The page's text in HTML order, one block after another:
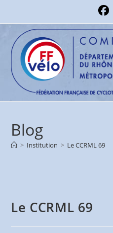
content
Blog
> Institution > Le CCRML 69
Le CCRML 69